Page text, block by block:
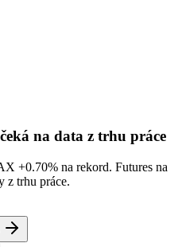
na data z trhu práce
+0.70% na rekord. Futures na
z trhu práce.